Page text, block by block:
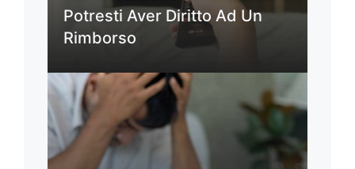
Potresti Aver Diritto Ad Un
Rimborso